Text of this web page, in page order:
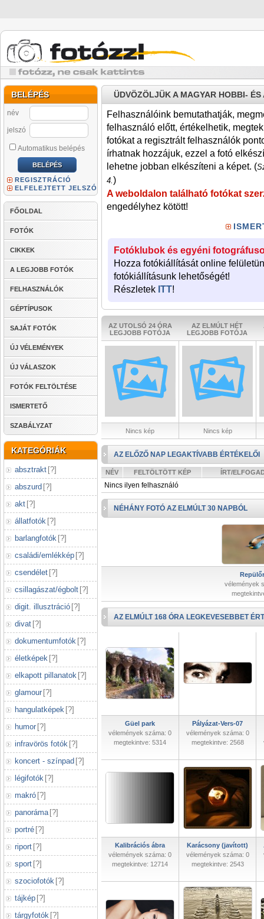
BELÉPÉS
név
jelszó
Automatikus belépés
REGISZTRÁCIÓ
ELFELEJTETT JELSZÓ
FŐOLDAL
FOTÓK
CIKKEK
A LEGJOBB FOTÓK
FELHASZNÁLÓK
GÉPTÍPUSOK
SAJÁT FOTÓK
ÚJ VÉLEMÉNYEK
ÚJ VÁLASZOK
FOTÓK FELTÖLTÉSE
ISMERTETŐ
SZABÁLYZAT
KATEGÓRIÁK
absztrakt [?]
abszurd [?]
akt [?]
állatfotók [?]
barlangfotók [?]
családi/emlékkép [?]
csendélet [?]
csillagászat/égbolt [?]
digit. illusztráció [?]
divat [?]
dokumentumfotók [?]
életképek [?]
elkapott pillanatok [?]
glamour [?]
hangulatképek [?]
humor [?]
infravörös fotók [?]
koncert - színpad [?]
légifotók [?]
makró [?]
panoráma [?]
portré [?]
riport [?]
sport [?]
szociofotók [?]
tájkép [?]
tárgyfotók [?]
ÜDVÖZÖLJÜK A MAGYAR HOBBI-
Felhasználóink bemutathatják,
felhasználó előtt, értékelhetik,
fotókat a regisztrált felhasználók
írhatnak hozzájuk, ezzel a fotó
lehetne jobban elkészíteni a képet. (
4.)
A weboldalon található fotókat
engedélyhez kötött!
Fotóklubok és egyéni
Hozza fotókiállítását online
fotókiállításunk lehetőségét!
Részletek ITT!
AZ UTOLSÓ 24 ÓRA
LEGJOBB FOTÓJA
AZ ELMÚLT HÉT
LEGJOBB FOTÓJA
Nincs kép Nincs kép
AZ ELŐZŐ NAP LEGAKTÍVABB ÉRTÉKELŐI
NÉV FELTÖLTÖTT KÉP ÍRT/
Nincs ilyen felhasználó
NÉHÁNY FOTÓ AZ ELMÚLT 30 NAPBÓL
vélemények
AZ ELMÚLT 168 ÓRA LEGKEVESEBBET
Güel park
vélemények száma: 0
megtekintve: 5314
Pályázat-Vers-07
vélemények száma: 0
megtekintve: 2568
Kalibrációs ábra
vélemények száma: 0
megtekintve: 12714
Karácsony (javított)
vélemények száma: 0
megtekintve: 2543